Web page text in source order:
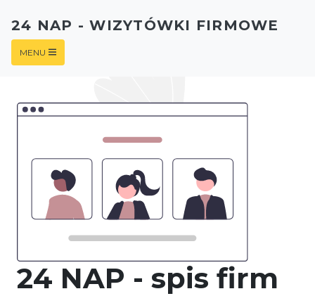
24 NAP - spis firm
24 NAP - WIZYTÓWKI FIRMOWE
MENU